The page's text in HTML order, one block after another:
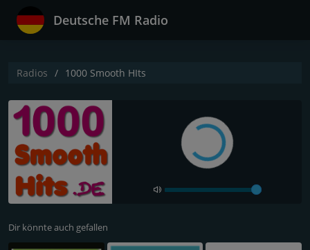
Deutsche FM Radio
Radios 1000 Smooth HIts
Dir könnte auch gefallen